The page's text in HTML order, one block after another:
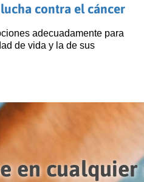
contra el cáncer
adecuadamente para
de vida y la de sus
en